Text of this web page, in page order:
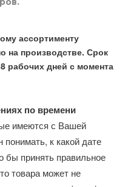
ассортименту
на производстве. Срок
рабочих дней с момента
по времени
имеются с Вашей
к какой дате
бы принять правильное
товара может не